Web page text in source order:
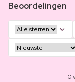
Beoordelingen
0